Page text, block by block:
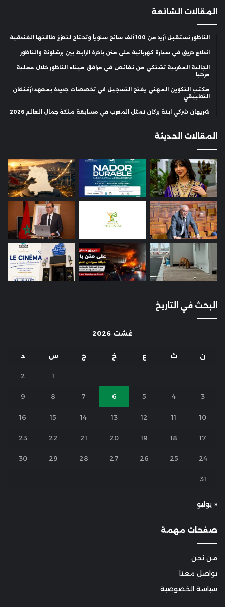
المقالات الشائعة
الناظور تستقبل أزيد من 100 ألف سائح سنوياً وتحتاج لتعزيز طاقتها الفندقية
اندلاع حريق في سيارة كهربائية على متن باخرة الرابط بين برشلونة والناظور
الجالية المغربية تشتكي من نقائص في مرافق ميناء الناظور خلال عملية
مرحبا
مكتب التكوين المهني يفتح التسجيل في تخصصات جديدة بمعهد أزغنغان
التطبيقي
شريهان شركي ابنة بركان تمثل المغرب في مسابقة ملكة جمال العالم 2026
المقالات الحديثة
البحث في التاريخ
غشت 2026
ن ث ع خ ج س د
1
2
3
4
5
6
7
8
9
10
11
12
13
14
15
16
17
18
19
20
21
22
23
24
25
26
27
28
29
30
31
« يوليو
صفحات مهمة
من نحن
تواصل معنا
سياسة الخصوصية